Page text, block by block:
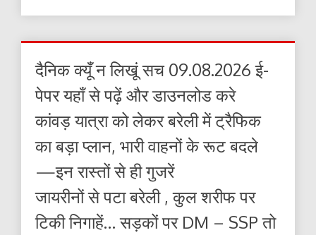
दैनिक क्यूँ न लिखूं सच 09.08.2026 ई-
पेपर यहाँ से पढ़ें और डाउनलोड करे
कांवड़ यात्रा को लेकर बरेली में ट्रैफिक
का बड़ा प्लान, भारी वाहनों के रूट बदले
—इन रास्तों से ही गुजरें
जायरीनों से पटा बरेली , कुल शरीफ पर
टिकी निगाहें… सड़कों पर DM – SSP तो